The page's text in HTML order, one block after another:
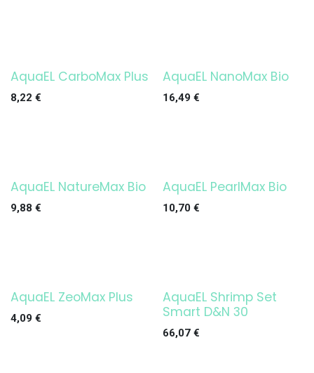
Agotado
AquaEL CarboMax Plus
8,22 €
AquaEL NanoMax Bio
16,49 €
AquaEL NatureMax Bio
9,88 €
AquaEL PearlMax Bio
10,70€
AquaEL ZeoMax Plus
4,09 € ¡OFERTA!
AquaEL Shrimp Set
Smart D&N 30
66,07€